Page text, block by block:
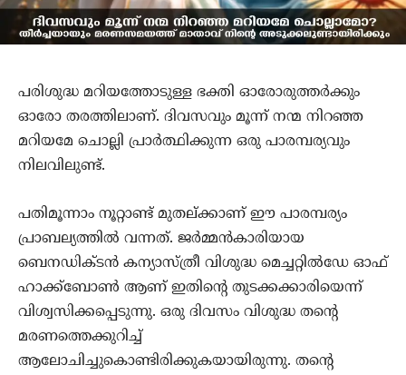
പരിശുദ്ധ മറിയത്തോടുള്ള ഭക്തി ഓരോരുത്തര്‍ക്കും
ഓരോ തരത്തിലാണ്. ദിവസവും മൂന്ന് നന്മ നിറഞ്ഞ
മറിയമേ ചൊല്ലി പ്രാര്‍ത്ഥിക്കുന്ന ഒരു പാരമ്പര്യവും
നിലവിലുണ്ട്.
പതിമൂന്നാം നൂറ്റാണ്ട് മുതല്ക്കാണ് ഈ പാരമ്പര്യം
പ്രാബല്യത്തില്‍ വന്നത്. ജര്‍മ്മന്‍കാരിയായ
ബെനഡിക്ടന്‍ കന്യാസ്ത്രീ വിശുദ്ധ മെച്ചറ്റില്‍ഡേ ഓഫ്
ഹാക്ക്‌ബോണ്‍ ആണ് ഇതിന്റെ തുടക്കക്കാരിയെന്ന്
വിശ്വസിക്കപ്പെടുന്നു. ഒരു ദിവസം വിശുദ്ധ തന്റെ
മരണത്തെക്കുറിച്ച്
ആലോചിച്ചുകൊണ്ടിരിക്കുകയായിരുന്നു. തന്റെ